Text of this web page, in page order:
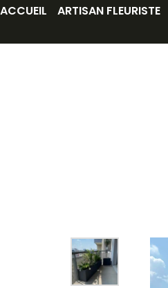
ACCUEIL ARTISAN FLEURISTE